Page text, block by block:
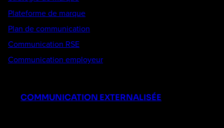
Plateforme de marque
Plan de communication
Communication RSE
Communication employeur
COMMUNICATION EXTERNALISÉE